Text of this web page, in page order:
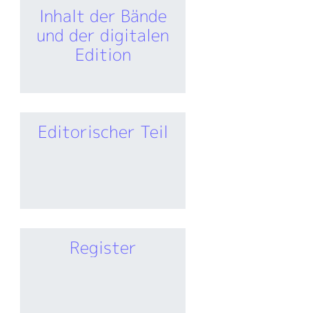
Inhalt der Bände
und der digitalen
Edition
Editorischer Teil
Register